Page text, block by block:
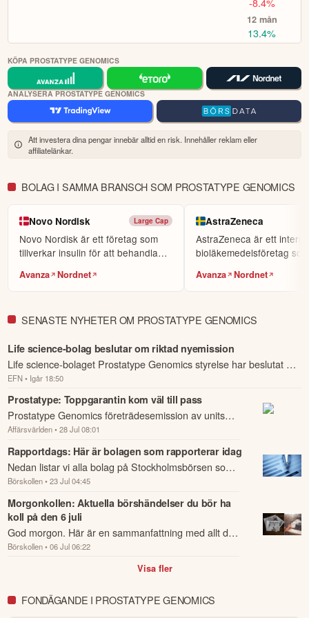
KOPIERA TOPPINVESTERARE
eToro är en investeringsplattform för flera tillgångsslag. Värdet på
dina investeringar kan gå upp eller ner. Du riskerar ditt kapital.
12 mån
13.4%
KÖPA PROSTATYPE GENOMICS
ANALYSERA PROSTATYPE GENOMICS
Att investera dina pengar innebär alltid en risk. Innehåller reklam eller
affiliatelänkar.
BOLAG I SAMMA BRANSCH SOM PROSTATYPE GENOMICS
Novo Nordisk Large Cap
Novo Nordisk är ett företag som
tillverkar insulin för att behandla
Avanza Nordnet
AstraZeneca
AstraZeneca är ett
bioläkemedelsföretag
Avanza Nordnet
SENASTE NYHETER OM PROSTATYPE GENOMICS
Life science-bolag beslutar om riktad nyemission
Life science-bolaget Prostatype Genomics styrelse har beslutat om
en riktad nyemission av drygt 27,3 miljoner aktier och cirka 6,8
miljoner ...
EFN • Igår 18:50
Prostatype: Toppgarantin kom väl till pass
Prostatype Genomics företrädesemission av units
tecknades till 79,1%.
Affärsvärlden • 28 Jul 08:01
Rapportdags: Här är bolagen som rapporterar idag
Nedan listar vi alla bolag på Stockholmsbörsen som
rapporterar idag den 23 juli.
Börskollen • 23 Jul 04:45
Morgonkollen: Aktuella börshändelser du bör ha
koll på den 6 juli
God morgon. Här är en sammanfattning med allt du
behöver veta om nattens händelser och kommande
dagens viktigaste händelser på börsen.
Börskollen • 06 Jul 06:22
Visa fler
FONDÄGANDE I PROSTATYPE GENOMICS